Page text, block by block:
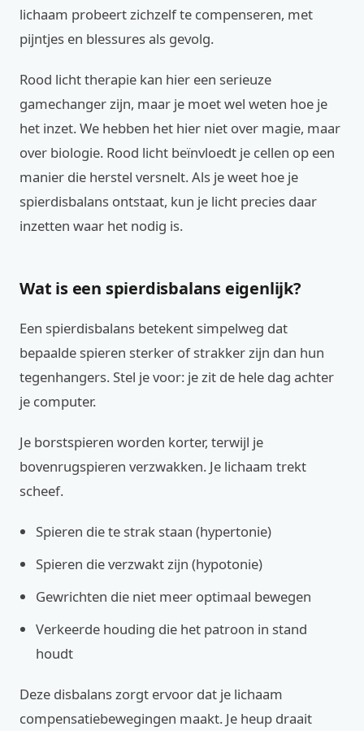
lichaam probeert zichzelf te compenseren, met
pijntjes en blessures als gevolg.
Rood licht therapie kan hier een serieuze
gamechanger zijn, maar je moet wel weten hoe je
het inzet. We hebben het hier niet over magie, maar
over biologie. Rood licht beïnvloedt je cellen op een
manier die herstel versnelt. Als je weet hoe je
spierdisbalans ontstaat, kun je licht precies daar
inzetten waar het nodig is.
Wat is een spierdisbalans eigenlijk?
Een spierdisbalans betekent simpelweg dat
bepaalde spieren sterker of strakker zijn dan hun
tegenhangers. Stel je voor: je zit de hele dag achter
je computer.
Je borstspieren worden korter, terwijl je
bovenrugspieren verzwakken. Je lichaam trekt
scheef.
Spieren die te strak staan (hypertonie)
Spieren die verzwakt zijn (hypotonie)
Gewrichten die niet meer optimaal bewegen
Verkeerde houding die het patroon in stand
houdt
Deze disbalans zorgt ervoor dat je lichaam
compensatiebewegingen maakt. Je heup draait